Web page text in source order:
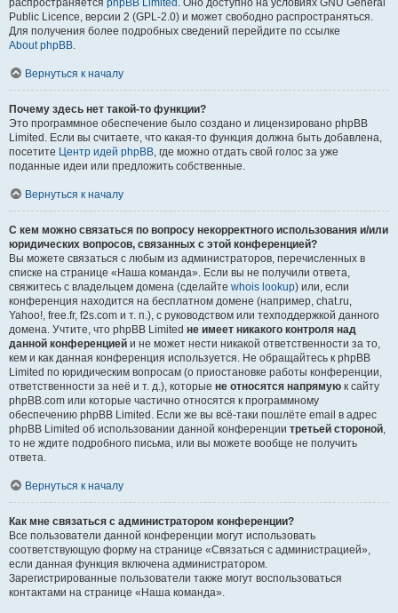
Public Licence, версии 2 (GPL-2.0) и может свободно распространяться.
Для получения более подробных сведений перейдите по ссылке
About phpBB
Вернуться к началу
Почему здесь нет такой-то функции?
Это программное обеспечение было создано и лицензировано phpBB
Limited. Если вы считаете, что какая-то функция должна быть добавлена,
посетите Центр идей phpBB , где можно отдать свой голос за уже
поданные идеи или предложить собственные.
Вернуться к началу
С кем можно связаться по вопросу некорректного использования и/или
юридических вопросов, связанных с этой конференцией?
Вы можете связаться с любым из администраторов, перечисленных в
списке на странице «Наша команда». Если вы не получили ответа,
свяжитесь с владельцем домена (сделайте whois lookup) или, если
конференция находится на бесплатном домене (например, chat.ru,
Yahoo!, free.fr, f2s.com и т. п.), с руководством или техподдержкой данного
домена. Учтите, что phpBB Limited не имеет никакого контроля над
данной конференцией и не может нести никакой ответственности за то,
кем и как данная конференция используется. Не обращайтесь к phpBB
Limited по юридическим вопросам (о приостановке работы конференции,
ответственности за неё и т. д.), которые не относятся напрямую к сайту
phpBB.com или которые частично относятся к программному
обеспечению phpBB Limited. Если же вы всё-таки пошлёте email в адрес
phpBB Limited об использовании данной конференции третьей стороной
то не ждите подробного письма, или вы можете вообще не получить
ответа.
Вернуться к началу
Как мне связаться с администратором конференции?
Все пользователи данной конференции могут использовать
соответствующую форму на странице «Связаться с администрацией»,
если данная функция включена администратором.
Зарегистрированные пользователи также могут воспользоваться
контактами на странице «Наша команда».